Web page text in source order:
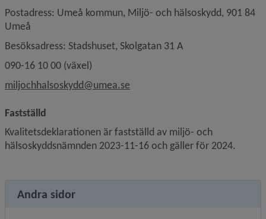
Postadress: Umeå kommun, Miljö- och hälsoskydd, 901 84
Umeå
Besöksadress: Stadshuset, Skolgatan 31 A
090-16 10 00 (växel)
miljochhalsoskydd@umea.se
Fastställd
Kvalitetsdeklarationen är fastställd av miljö- och
hälsoskyddsnämnden 2023-11-16 och gäller för 2024.
Andra sidor